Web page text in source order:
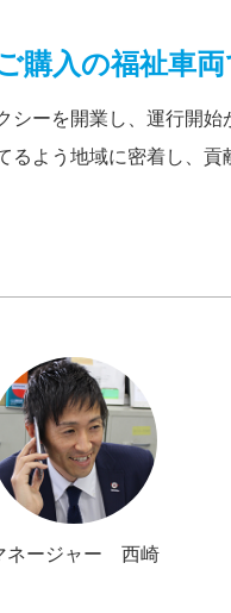
購入の福祉車
シーを開業し、運行開
るよう地域に密着し、貢
ネージャー 西崎